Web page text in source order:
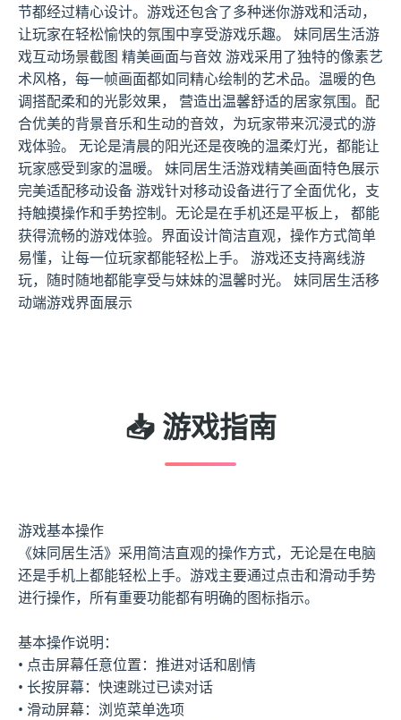
节都经过精心设计。游戏还包含了多种迷你游戏和活动，
让玩家在轻松愉快的氛围中享受游戏乐趣。 妹同居生活游
戏互动场景截图 精美画面与音效 游戏采用了独特的像素艺
术风格，每一帧画面都如同精心绘制的艺术品。温暖的色
调搭配柔和的光影效果， 营造出温馨舒适的居家氛围。配
合优美的背景音乐和生动的音效，为玩家带来沉浸式的游
戏体验。 无论是清晨的阳光还是夜晚的温柔灯光，都能让
玩家感受到家的温暖。 妹同居生活游戏精美画面特色展示
完美适配移动设备 游戏针对移动设备进行了全面优化，支
持触摸操作和手势控制。无论是在手机还是平板上， 都能
获得流畅的游戏体验。界面设计简洁直观，操作方式简单
易懂，让每一位玩家都能轻松上手。 游戏还支持离线游
玩，随时随地都能享受与妹妹的温馨时光。 妹同居生活移
动端游戏界面展示
📥 游戏指南
游戏基本操作
《妹同居生活》采用简洁直观的操作方式，无论是在电脑
还是手机上都能轻松上手。游戏主要通过点击和滑动手势
进行操作，所有重要功能都有明确的图标指示。
基本操作说明：
• 点击屏幕任意位置：推进对话和剧情
• 长按屏幕：快速跳过已读对话
• 滑动屏幕：浏览菜单选项